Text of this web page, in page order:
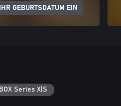
GEBURTSDATUM EIN
Series X|S